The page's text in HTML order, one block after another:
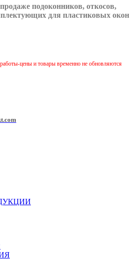
подоконников, откосов,
для пластиковых окон
работы-цены и товары временно не обновляются